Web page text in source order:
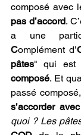
composé avec
pas d’accord.
Complément d’
pâtes" qui est
composé. Et
passé composé,
s’accorder
quoi ? Les